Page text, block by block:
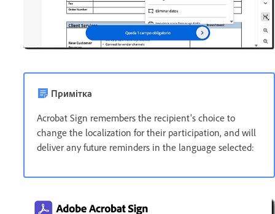
Примітка
Acrobat Sign remembers the recipient's choice to
change the localization for their participation, and will
deliver any future reminders in the language selected: